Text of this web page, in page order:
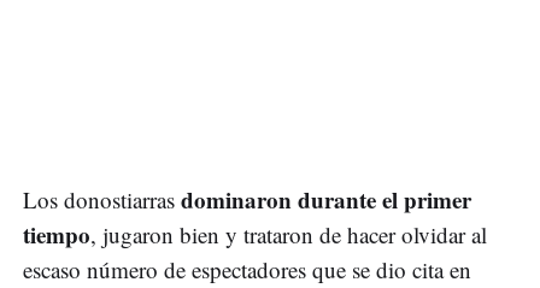
Los donostiarras dominaron durante el primer
tiempo, jugaron bien y trataron de hacer olvidar al
escaso número de espectadores que se dio cita en